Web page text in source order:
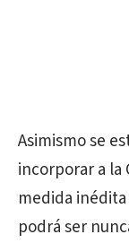
Asimismo se
incorporar a la
medida
podrá ser